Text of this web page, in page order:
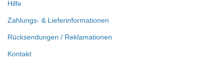
Hilfe
Zahlungs- & Lieferinformationen
Rücksendungen / Reklamationen
Kontakt